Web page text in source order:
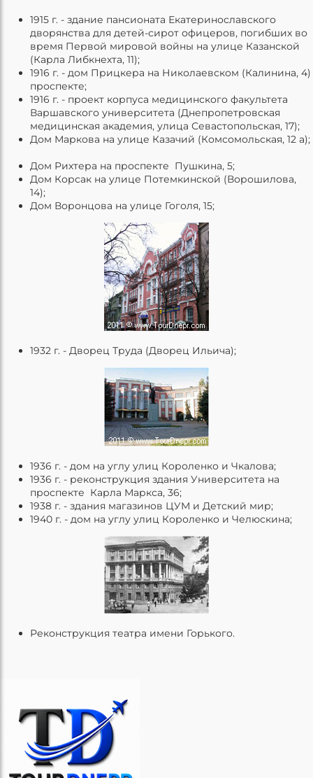
1915 г. - здание пансионата Екатеринославского
дворянства для детей-сирот офицеров, погибших во
время Первой мировой войны на улице Казанской
(Карла Либкнехта, 11);
1916 г. - дом Прицкера на Николаевском (Калинина, 4)
проспекте;
1916 г. - проект корпуса медицинского факультета
Варшавского университета (Днепропетровская
медицинская академия, улица Севастопольская, 17);
Дом Маркова на улице Казачий (Комсомольская, 12 а);
Дом Рихтера на проспекте Пушкина, 5;
Дом Корсак на улице Потемкинской (Ворошилова,
14);
Дом Воронцова на улице Гоголя, 15;
1932 г. - Дворец Труда (Дворец Ильича);
1936 г. - дом на углу улиц Короленко и Чкалова;
1936 г. - реконструкция здания Университета на
проспекте Карла Маркса, 36;
1938 г. - здания магазинов ЦУМ и Детский мир;
1940 г. - дом на углу улиц Короленко и Челюскина;
Реконструкция театра имени Горького.